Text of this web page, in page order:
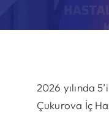
2026 yılında
Çukurova İç